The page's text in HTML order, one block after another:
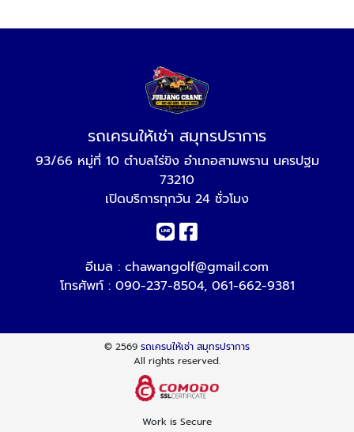
รถเครนให้เช่า สมุทรปราการ
93/66 หมู่ที่ 10 ตำบลไร่ขิง อำเภอสามพราน นครปฐม
73210
เปิดบริการทุกวัน 24 ชั่วโมง
อีเมล : chawangolf@gmail.com
โทรศัพท์ : 090-237-8504, 061-662-9381
© 2569 รถเครนให้เช่า สมุทรปราการ
All rights reserved.
Work is Secure